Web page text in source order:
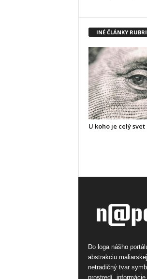
INÉ ČLÁNKY
U koho je celý
Do loga nášho
abstrakciu
netradičný tvar
prostredí,